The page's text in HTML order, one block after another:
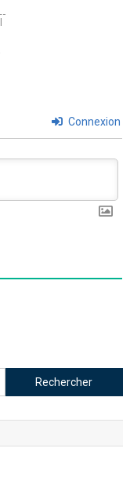
Connexion